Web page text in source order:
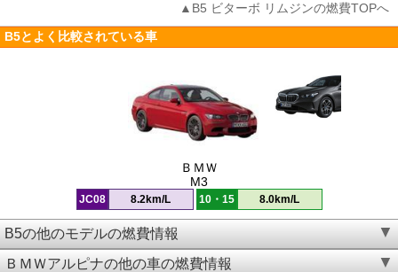
▲B5 ビターボ リムジンの燃費TOPへ
B5とよく比較されている車
ＢＭＷ
M3
JC08 8.2km/L 10・15 8.0km/L
B5の他のモデルの燃費情報
ＢＭＷアルピナの他の車の燃費情報